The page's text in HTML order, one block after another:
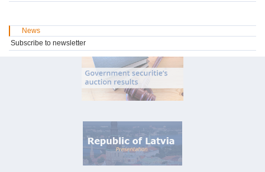
News
Subscribe to newsletter